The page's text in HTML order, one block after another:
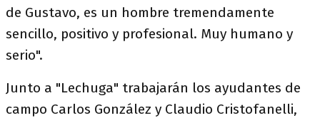
de Gustavo, es un hombre tremendamente
sencillo, positivo y profesional. Muy humano y
serio".
Junto a "Lechuga" trabajarán los ayudantes de
campo Carlos González y Claudio Cristofanelli,